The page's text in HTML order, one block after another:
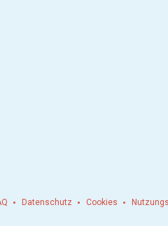
Datenschutz Cookies